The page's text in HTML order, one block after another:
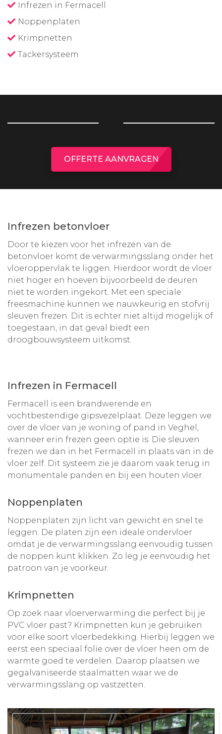
Infrezen in Fermacell
Noppenplaten
Krimpnetten
Tackersysteem
OFFERTE AANVRAGEN
Infrezen betonvloer
Door te kiezen voor het infrezen van de
betonvloer komt de verwarmingsslang onder het
vloeroppervlak te liggen. Hierdoor wordt de vloer
niet hoger en hoeven bijvoorbeeld de deuren
niet te worden ingekort. Met een speciale
freesmachine kunnen we nauwkeurig en stofvrij
sleuven frezen. Dit is echter niet altijd mogelijk of
toegestaan, in dat geval biedt een
droogbouwsysteem uitkomst.
Infrezen in Fermacell
Fermacell is een brandwerende en
vochtbestendige gipsvezelplaat. Deze leggen we
over de vloer van je woning of pand in Veghel,
wanneer erin frezen geen optie is. Die sleuven
frezen we dan in het Fermacell in plaats van in de
vloer zelf. Dit systeem zie je daarom vaak terug in
monumentale panden en bij een houten vloer.
Noppenplaten
Noppenplaten zijn licht van gewicht en snel te
leggen. De platen zijn een ideale ondervloer
omdat je de verwarmingsslang eenvoudig tussen
de noppen kunt klikken. Zo leg je eenvoudig het
patroon van je voorkeur.
Krimpnetten
Op zoek naar vloerverwarming die perfect bij je
PVC vloer past? Krimpnetten kun je gebruiken
voor elke soort vloerbedekking. Hierbij leggen we
eerst een speciaal folie over de vloer heen om de
warmte goed te verdelen. Daarop plaatsen we
gegalvaniseerde staalmatten waar we de
verwarmingsslang op vastzetten.